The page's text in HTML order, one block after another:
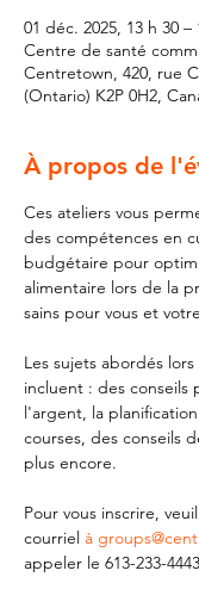
01 déc. 2025, 13 h 30 –
Centre de santé
Centretown, 420, rue
(Ontario) K2P 0H2,
À propos de
Ces ateliers vous
des compétences en
budgétaire pour
alimentaire lors de la
sains pour vous et
Les sujets abordés lors
incluent : des conseils
l'argent, la
courses, des conseils
plus encore.
Pour vous inscrire,
courriel à
appeler le 613-233-